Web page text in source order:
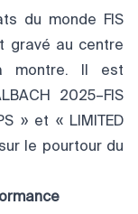
du monde FIS
gravé au centre
montre. Il est
2025–FIS
» et « LIMITED
le pourtour du